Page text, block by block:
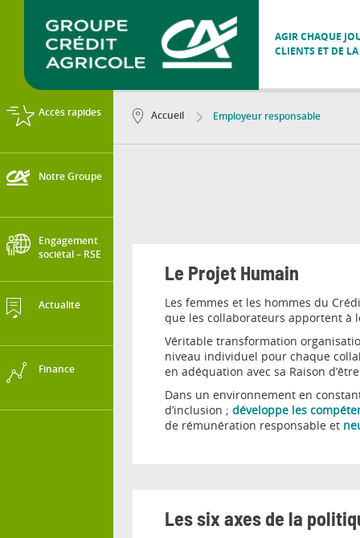
AGIR CHAQUE
CLIENTS ET DE
Accès rapides
Notre Groupe
Engagement
sociétal – RSE
Actualité
Finance
Accueil Employeur responsable
Le Projet Humain
Les femmes et les hommes du
que les collaborateurs apportent à
Véritable transformation
niveau individuel pour chaque
en adéquation avec sa Raison
Dans un environnement en
d’inclusion ; développe les
de rémunération responsable et
Les six axes de la